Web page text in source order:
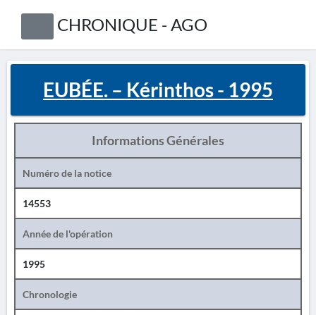
CHRONIQUE - AGO
EUBÉE. – Kérinthos - 1995
Informations Générales
Numéro de la notice
14553
Année de l'opération
1995
Chronologie